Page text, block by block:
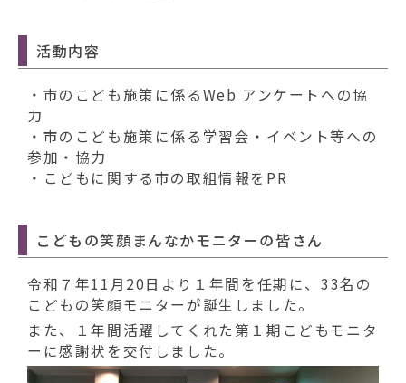
活動内容
・市のこども施策に係るWeb アンケートへの協
力
・市のこども施策に係る学習会・イベント等への
参加・協力
・こどもに関する市の取組情報をPR
こどもの笑顔まんなかモニターの皆さん
令和７年11月20日より１年間を任期に、33名の
こどもの笑顔モニターが誕生しました。
また、１年間活躍してくれた第１期こどもモニタ
ーに感謝状を交付しました。